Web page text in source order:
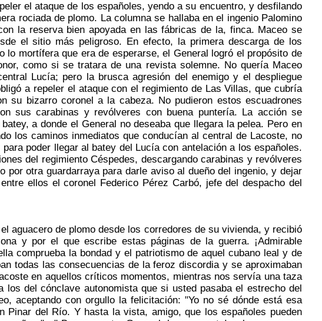
el ataque de los españoles, yendo a su encuentro, y desfilando
rociada de plomo. La columna se hallaba en el ingenio Palomino
la reserva bien apoyada en las fábricas de la, finca. Maceo se
el sitio más peligroso. En efecto, la primera descarga de los
mortífera que era de esperarse, el General logró el propósito de
como si se tratara de una revista solemne. No quería Maceo
Lucía; pero la brusca agresión del enemigo y el despliegue
a repeler el ataque con el regimiento de Las Villas, que cubría
su bizarro coronel a la cabeza. No pudieron estos escuadrones
sus carabinas y revólveres con buena puntería. La acción se
a donde el General no deseaba que llegara la pelea. Pero en
los caminos inmediatos que conducían al central de Lacoste, no
poder llegar al batey del Lucía con antelación a los españoles.
del regimiento Céspedes, descargando carabinas y revólveres
otra guardarraya para darle aviso al dueño del ingenio, y dejar
ellos el coronel Federico Pérez Carbó, jefe del despacho del
aguacero de plomo desde los corredores de su vivienda, y recibió
y por el que escribe estas páginas de la guerra. ¡Admirable
comprueba la bondad y el patriotismo de aquel cubano leal y de
todas las consecuencias de la feroz discordia y se aproximaban
en aquellos críticos momentos, mientras nos servía una taza
del cónclave autonomista que si usted pasaba el estrecho del
aceptando con orgullo la felicitación: "Yo no sé dónde está esa
Pinar del Río. Y hasta la vista, amigo, que los españoles pueden